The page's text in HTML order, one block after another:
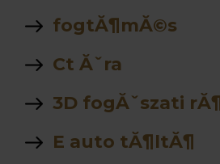
fogtĂ¶mĂ©s
Ct Ăˇra
3D fogĂˇszati
E auto tĂ¶ltĂ¶